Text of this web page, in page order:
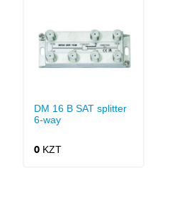
DM 16 B SAT splitter
6-way
0KZT